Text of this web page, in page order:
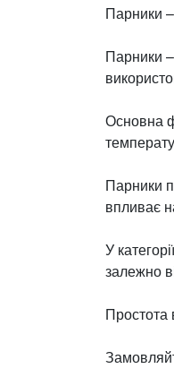
Парники
Парники
Основна
Парники
впливає
У
залежно
Простота